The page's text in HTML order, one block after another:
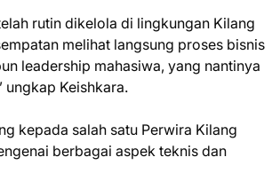
rutin dikelola di lingkungan Kilang
melihat langsung proses bisnis
leadership mahasiwa, yang nantinya
Keishkara.
kepada salah satu Perwira Kilang
berbagai aspek teknis dan